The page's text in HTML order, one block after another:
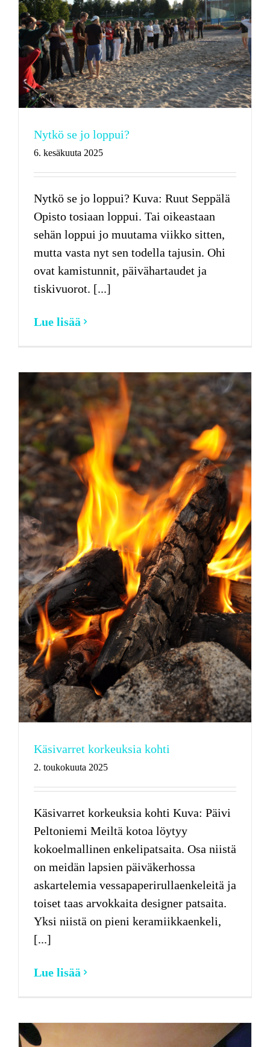
Nytkö se jo loppui?
6. kesäkuuta 2025
Nytkö se jo loppui? Kuva: Ruut Seppälä
Opisto tosiaan loppui. Tai oikeastaan
sehän loppui jo muutama viikko sitten,
mutta vasta nyt sen todella tajusin. Ohi
ovat kamistunnit, päivähartaudet ja
tiskivuorot. [...]
Lue lisää
Käsivarret korkeuksia kohti
2. toukokuuta 2025
Käsivarret korkeuksia kohti Kuva: Päivi
Peltoniemi Meiltä kotoa löytyy
kokoelmallinen enkelipatsaita. Osa niistä
on meidän lapsien päiväkerhossa
askartelemia vessapaperirullaenkeleitä ja
toiset taas arvokkaita designer patsaita.
Yksi niistä on pieni keramiikkaenkeli,
[...]
Lue lisää